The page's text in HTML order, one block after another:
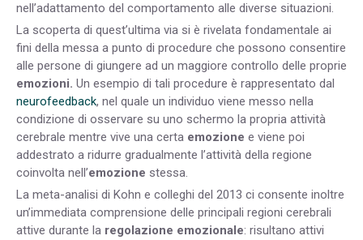
nell’adattamento del comportamento alle diverse situazioni.
La scoperta di quest’ultima via si è rivelata fondamentale ai
fini della messa a punto di procedure che possono consentire
alle persone di giungere ad un maggiore controllo delle proprie
emozioni. Un esempio di tali procedure è rappresentato dal
neurofeedback, nel quale un individuo viene messo nella
condizione di osservare su uno schermo la propria attività
cerebrale mentre vive una certa emozione e viene poi
addestrato a ridurre gradualmente l’attività della regione
coinvolta nell’emozione stessa.
La meta-analisi di Kohn e colleghi del 2013 ci consente inoltre
un’immediata comprensione delle principali regioni cerebrali
attive durante la regolazione emozionale: risultano attivi